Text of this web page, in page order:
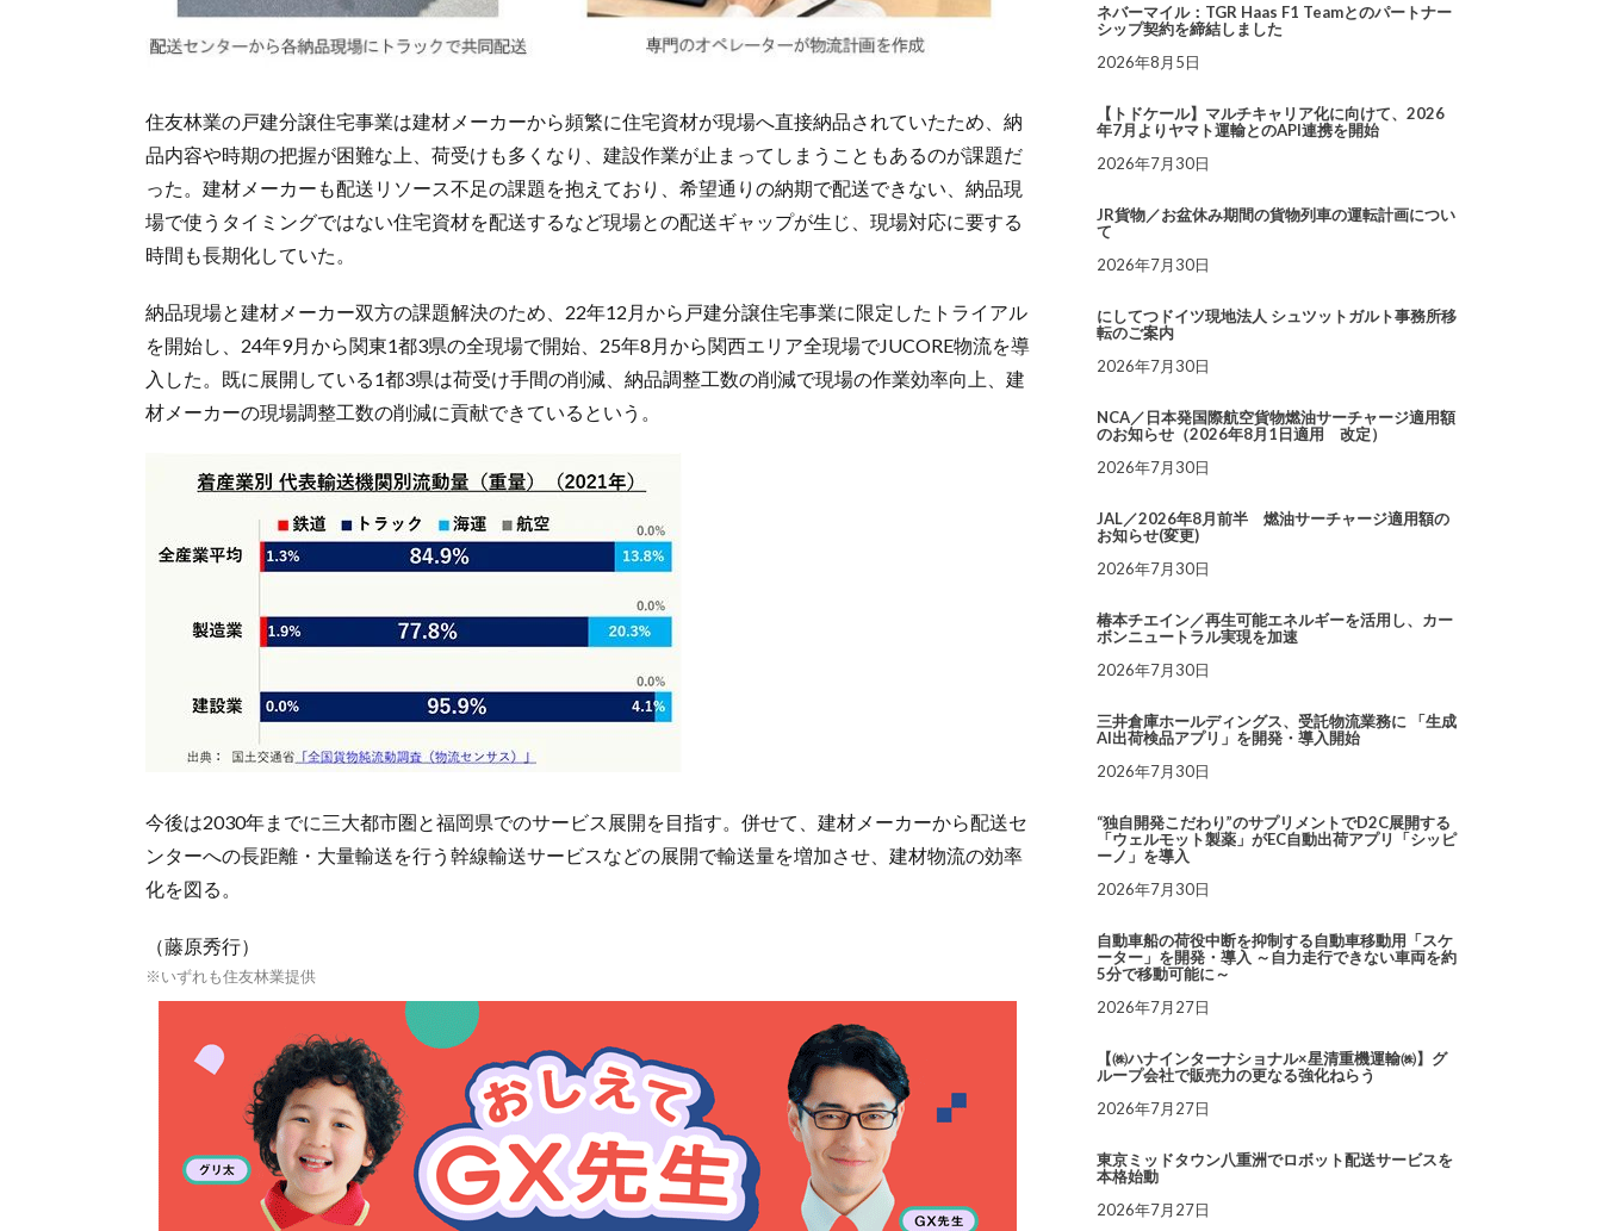
住友林業の戸建分譲住宅事業は建材メーカーから頻繁に住宅資材が現場へ直接納品されていたため、納
品内容や時期の把握が困難な上、荷受けも多くなり、建設作業が止まってしまうこともあるのが課題だ
った。建材メーカーも配送リソース不足の課題を抱えており、希望通りの納期で配送できない、納品現
場で使うタイミングではない住宅資材を配送するなど現場との配送ギャップが生じ、現場対応に要する
時間も長期化していた。
納品現場と建材メーカー双方の課題解決のため、22年12月から戸建分譲住宅事業に限定したトライアル
を開始し、24年9月から関東1都3県の全現場で開始、25年8月から関西エリア全現場でJUCORE物流を導
入した。既に展開している1都3県は荷受け手間の削減、納品調整工数の削減で現場の作業効率向上、建
材メーカーの現場調整工数の削減に貢献できているという。
今後は2030年までに三大都市圏と福岡県でのサービス展開を目指す。併せて、建材メーカーから配送セ
ンターへの長距離・大量輸送を行う幹線輸送サービスなどの展開で輸送量を増加させ、建材物流の効率
化を図る。
（藤原秀行）
※いずれも住友林業提供
ネバーマイル：TGR Haas F1 Teamとのパートナー
シップ契約を締結しました
2026年8月5日
【トドケール】マルチキャリア化に向けて、2026
年7月よりヤマト運輸とのAPI連携を開始
2026年7月30日
JR貨物／お盆休み期間の貨物列車の運転計画につい
て
2026年7月30日
にしてつドイツ現地法人 シュツットガルト事務所移
転のご案内
2026年7月30日
NCA／日本発国際航空貨物燃油サーチャージ適用額
のお知らせ（2026年8月1日適用 改定）
2026年7月30日
JAL／2026年8月前半 燃油サーチャージ適用額の
お知らせ(変更)
2026年7月30日
椿本チエイン／再生可能エネルギーを活用し、カー
ボンニュートラル実現を加速
2026年7月30日
三井倉庫ホールディングス、受託物流業務に 「生成
AI出荷検品アプリ」を開発・導入開始
2026年7月30日
“独自開発こだわり”のサプリメントでD2C展開する
「ウェルモット製薬」がEC自動出荷アプリ「シッピ
ーノ」を導入
2026年7月30日
自動車船の荷役中断を抑制する自動車移動用「スケ
ーター」を開発・導入 ～自力走行できない車両を約
5分で移動可能に～
2026年7月27日
【㈱ハナインターナショナル×星清重機運輸㈱】グ
ループ会社で販売力の更なる強化ねらう
2026年7月27日
東京ミッドタウン八重洲でロボット配送サービスを
本格始動
2026年7月27日